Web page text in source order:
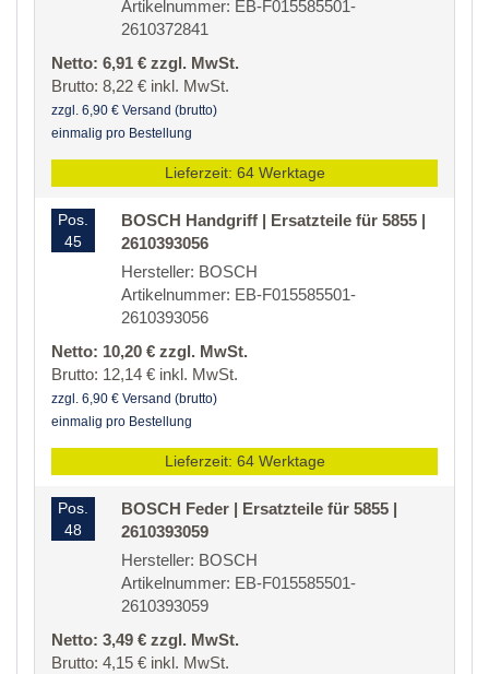
Artikelnummer: EB-F015585501-
2610372841
Netto: 6,91 € zzgl. MwSt.
Brutto: 8,22 € inkl. MwSt.
zzgl. 6,90 € Versand (brutto)
einmalig pro Bestellung
Lieferzeit: 64 Werktage
Pos.
45
BOSCH Handgriff | Ersatzteile für 5855 |
2610393056
Hersteller: BOSCH
Artikelnummer: EB-F015585501-
2610393056
Netto: 10,20 € zzgl. MwSt.
Brutto: 12,14 € inkl. MwSt.
zzgl. 6,90 € Versand (brutto)
einmalig pro Bestellung
Lieferzeit: 64 Werktage
Pos.
48
BOSCH Feder | Ersatzteile für 5855 |
2610393059
Hersteller: BOSCH
Artikelnummer: EB-F015585501-
2610393059
Netto: 3,49 € zzgl. MwSt.
Brutto: 4,15 € inkl. MwSt.